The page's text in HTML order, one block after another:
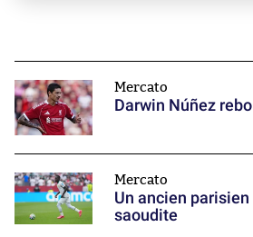
Mercato
Darwin Núñez
Mercato
Un ancien
saoudite